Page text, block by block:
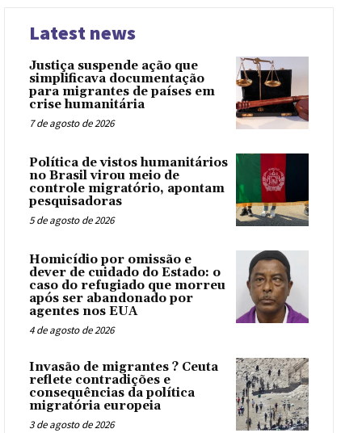
Latest news
Justiça suspende ação que
simplificava documentação
para migrantes de países em
crise humanitária
7 de agosto de 2026
Política de vistos humanitários
no Brasil virou meio de
controle migratório, apontam
pesquisadoras
5 de agosto de 2026
Homicídio por omissão e
dever de cuidado do Estado: o
caso do refugiado que morreu
após ser abandonado por
agentes nos EUA
4 de agosto de 2026
Invasão de migrantes ? Ceuta
reflete contradições e
consequências da política
migratória europeia
3 de agosto de 2026